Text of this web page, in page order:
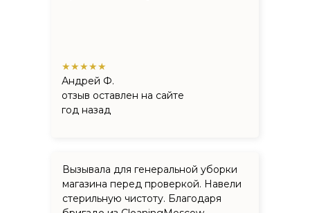
Вызывала для генеральной уборки
магазина перед проверкой. Навели
стерильную чистоту. Благодаря
★★★★★
Андрей Ф.
отзыв оставлен на сайте
год назад